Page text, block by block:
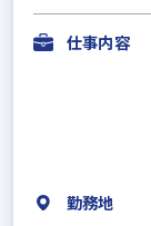
仕事内容
勤務地